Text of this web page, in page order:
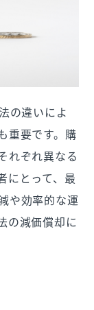
の違いによ
重要です。購
れぞれ異なる
にとって、最
や効率的な運
の減価償却に